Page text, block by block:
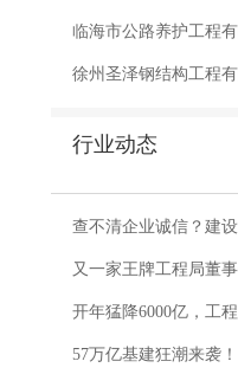
徐州圣泽钢结构工程
行业动态
查不清企业诚信？建
又一家王牌工程局董事
开年猛降6000亿，工
57万亿基建狂潮来袭！